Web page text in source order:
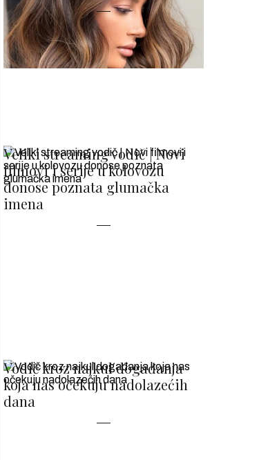
Veliki streaming vodič | Novi
filmovi i serije u kolovozu
donose poznata glumačka
imena
Vodič kroz najkul događanja
koja nas očekuju nadolazećih
dana